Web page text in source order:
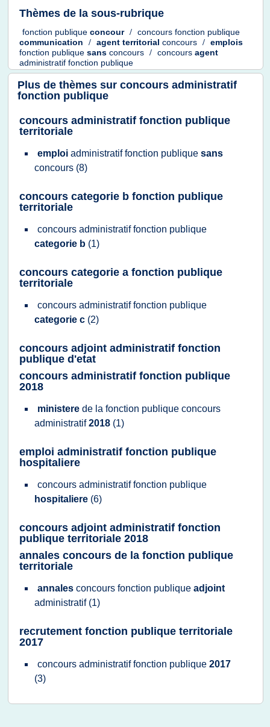
Thèmes de la sous-rubrique
fonction publique concour / concours fonction publique
communication
/ agent territorial concours / emplois
fonction publique sans concours / concours agent
administratif fonction publique
Plus de thèmes sur concours administratif
fonction publique
concours administratif fonction publique
territoriale
emploi administratif fonction publique sans
concours (8)
concours categorie b fonction publique
territoriale
concours administratif fonction publique
categorie b (1)
concours categorie a fonction publique
territoriale
concours administratif fonction publique
categorie c (2)
concours adjoint administratif fonction
publique d'etat
concours administratif fonction publique
2018
ministere de la fonction publique concours
administratif2018 (1)
emploi administratif fonction publique
hospitaliere
concours administratif fonction publique
hospitaliere (6)
concours adjoint administratif fonction
publique territoriale 2018
annales concours de la fonction publique
territoriale
annales concours fonction publique adjoint
administratif (1)
recrutement fonction publique territoriale
2017
concours administratif fonction publique 2017
(3)